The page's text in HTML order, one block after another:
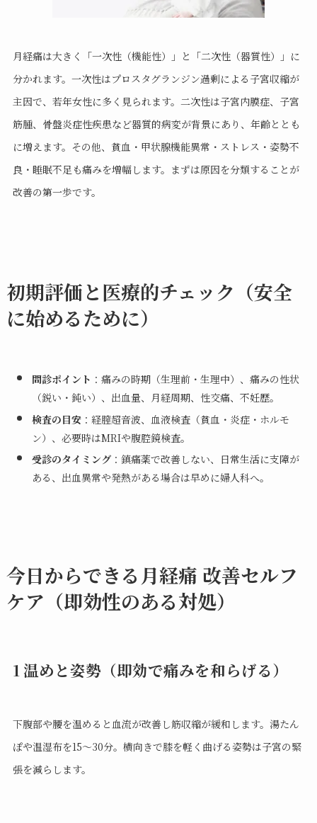
月経痛は大きく「一次性（機能性）」と「二次性（器質性）」に
分かれます。一次性はプロスタグランジン過剰による子宮収縮が
主因で、若年女性に多く見られます。二次性は子宮内膜症、子宮
筋腫、骨盤炎症性疾患など器質的病変が背景にあり、年齢ととも
に増えます。その他、貧血・甲状腺機能異常・ストレス・姿勢不
良・睡眠不足も痛みを増幅します。まずは原因を分類することが
改善の第一歩です。
初期評価と医療的チェック（安全
に始めるために）
問診ポイント ：痛みの時期（生理前・生理中）、痛みの性状
（鋭い・鈍い）、出血量、月経周期、性交痛、不妊歴。
検査の目安：経膣超音波、血液検査（貧血・炎症・ホルモ
ン）、必要時はMRIや腹腔鏡検査。
受診のタイミング：鎮痛薬で改善しない、日常生活に支障が
ある、出血異常や発熱がある場合は早めに婦人科へ。
今日からできる月経痛 改善セルフ
ケア（即効性のある対処）
1 温めと姿勢（即効で痛みを和らげる）
下腹部や腰を温めると血流が改善し筋収縮が緩和します。湯たん
ぽや温湿布を15〜30分。横向きで膝を軽く曲げる姿勢は子宮の緊
張を減らします。